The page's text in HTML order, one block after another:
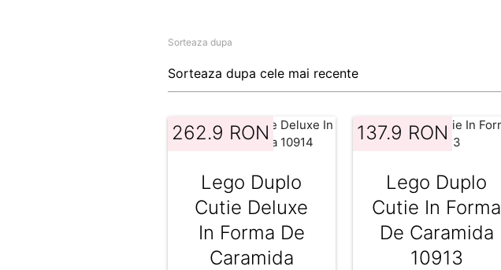
Sorteaza dupa
262.9 RON
Lego Duplo
Cutie Deluxe
In Forma De
Caramida
137.9 RON
Lego Duplo
Cutie In Forma
De Caramida
10913